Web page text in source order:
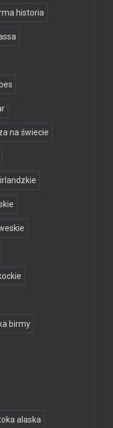
historia
na świecie
birmy
alaska